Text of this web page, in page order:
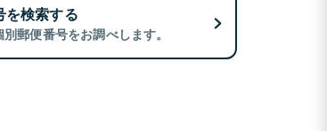
を検索する
郵便番号をお調べします。